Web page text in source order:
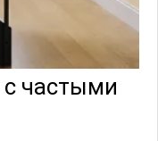
частыми